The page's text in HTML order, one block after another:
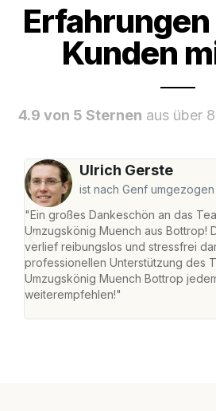
Kunden
4.9 von 5 Sternen aus über
Ulrich Gerste
ist nach Genf umgezogen
"Ein großes Dankeschön an das
Umzugskönig Muench aus Bottrop!
verlief reibungslos und stressfrei
professionellen Unterstützung des
Umzugskönig Muench Bottrop
weiterempfehlen!"